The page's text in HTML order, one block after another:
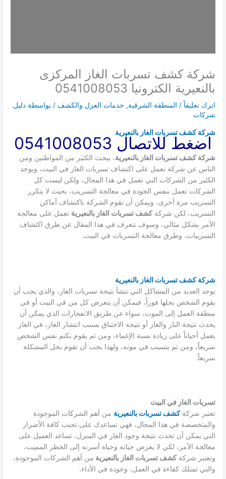
شركة كشف تسربات الغاز المركزى
بالنعيرية الكترونيا 0541008053
اترك تعليقاً / المنطقة الشرقية, خدمات العزل والكشف / بواسطة دليل
شركات
شركة كشف تسربات الغاز بالنعيرية
اضغط للاتصال 0541008053
شركة كشف تسربات الغاز بالنعيرية، يبحث الكثير من المواطنين ومن
الناس عن شركة تعمل على اكتشاف تسربات الغاز في البيت، ويوجد
الكثير من الشركات التي تعمل في هذا المجال، ولكن ليست كل
الشركات تعمل بنفس الجودة في معالجة التسريب، بحيث لا يتكرر
التسريب مرة أخرى، ويمكن أن تقوم الشركة باكتشاف أماكن
التسريب، لكن شركةكشف تسربات الغاز بالنعيرية تعمل على معالجة
الأمر بشكل مثالي، وسوف نتعرف في هذا المقال عن طرق اكتشاف
التسريبات، وطرق معالجة التسربات في البيت.
شركة كشف تسربات الغاز بالنعيرية
يوجد العديد من المشاكل التي تنشأ نتيجة تسربات الغاز، والذي يجب أن
يقوم الشخص بحلها فوراً، فيمكن أن يتعرض كل من في البيت أو في
منطقة العمل إلى الموت، سواء عن طريق الانفجارات الذي يمكن أن
يحدث نتيجة النار والغاز أو نتيجة الاختناق بسبب انتشار الغاز، في الغاز
يعمل أحياناً على زيادة نسبة الإغماء، ومن ثم يقوم بكتم نفس الشخص
سريعاً، ومن ثم يتسبب في موته، ولهذا يجب أن تقوم بحل المشكلة
سريعاً.
تسربات الغاز في البيت
تعتبر شركةكشف تسربات بالنعيرية من أهم الشركات الموجودة
والمتخصصة في هذا المجال، فهي تساعدك على تجنب كافة الأضرار
التي يمكن أن تحدث نتيجة وجود الغاز في المنزل، تساعد العميل على
معالجة الأمر، لكي لا يعرض حياته وحياة أسرته إلى الخطر المميت،
وتعتبر شركةكشف تسربات الغاز بالنعيرية من أهم الشركات الموجودة،
والتي تمتلك كفاءة في العمل، وجودة في الأداء.